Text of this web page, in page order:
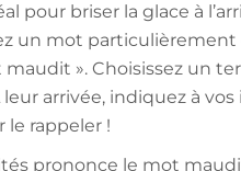
pour briser la glace à
un mot
». Choisissez un
leur arrivée, indiquez à
le rappeler !
prononce le mot